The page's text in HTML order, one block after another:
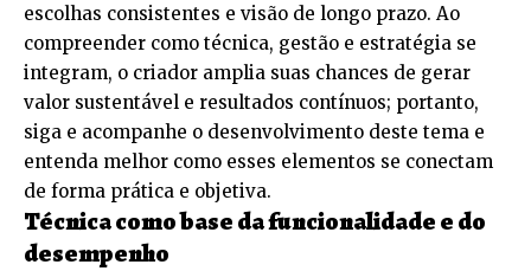
escolhas consistentes e visão de longo prazo. Ao
compreender como técnica, gestão e estratégia se
integram, o criador amplia suas chances de gerar
valor sustentável e resultados contínuos; portanto,
siga e acompanhe o desenvolvimento deste tema e
entenda melhor como esses elementos se conectam
de forma prática e objetiva.
Técnica como base da funcionalidade e do
desempenho